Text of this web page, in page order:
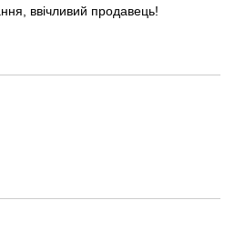
ввічливий продавець!